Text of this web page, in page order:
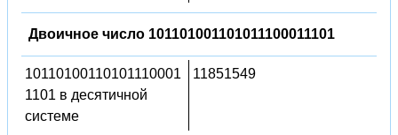
Двоичное число 101101001101011100011101
10110100110101110001
1101 в десятичной
системе
11851549